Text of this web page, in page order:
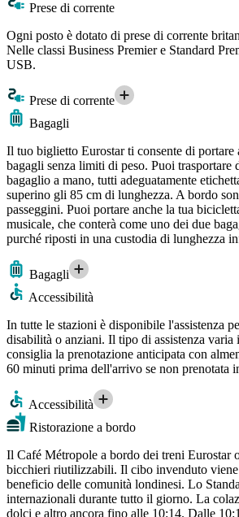
Prese di corrente
Ogni posto è dotato di prese di corrente
Nelle classi Business Premier e Standard
USB.
Prese di corrente
Bagagli
Il tuo biglietto Eurostar ti consente di portare
bagagli senza limiti di peso. Puoi trasportare
bagaglio a mano, tutti adeguatamente
superino gli 85 cm di lunghezza. A bordo
passeggini. Puoi portare anche la tua
musicale, che conterà come uno dei due
purché riposti in una custodia di lunghezza
Bagagli
Accessibilità
In tutte le stazioni è disponibile l'assistenza
disabilità o anziani. Il tipo di assistenza varia
consiglia la prenotazione anticipata con
60 minuti prima dell'arrivo se non prenotata
Accessibilità
Ristorazione a bordo
Il Café Métropole a bordo dei treni Eurostar
bicchieri riutilizzabili. Il cibo invenduto
beneficio delle comunità londinesi. Lo
internazionali durante tutto il giorno. La
dolci e altro ancora fino alle 10:14. Dalle